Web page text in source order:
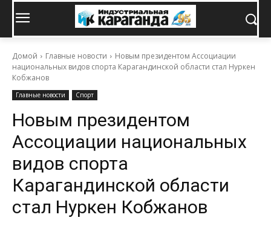
Домой Главные новости
Новым президентом Ассоциации
национальных видов спорта Карагандинской области стал Нуркен
Кобжанов
Главные новости Спорт
Новым президентом
Ассоциации национальных
видов спорта
Карагандинской области
стал Нуркен Кобжанов